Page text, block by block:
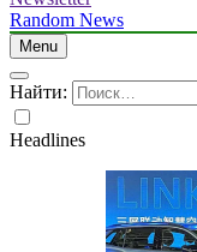
Random News
Menu
Найти:
Headlines